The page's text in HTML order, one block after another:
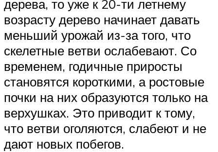
дерева, то уже к 20-ти летнему
возрасту дерево начинает давать
меньший урожай из-за того, что
скелетные ветви ослабевают. Со
временем, годичные приросты
становятся короткими, а ростовые
почки на них образуются только на
верхушках. Это приводит к тому,
что ветви оголяются, слабеют и не
дают новых побегов.